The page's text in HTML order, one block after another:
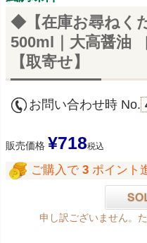
◆【在庫お尋ねく
500ml｜大高醤油
【取寄せ】
お問い合わせ時 No.
販売価格 ¥718税込
ご購入で 3 ポイント
申し訳ございません。